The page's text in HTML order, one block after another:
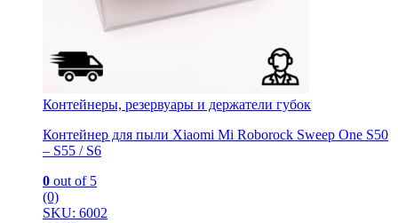
Контейнеры, резервуары и держатели губок
Контейнер для пыли Xiaomi Mi Roborock Sweep One S50
– S55 / S6
0 out of 5
(0)
SKU: 6002